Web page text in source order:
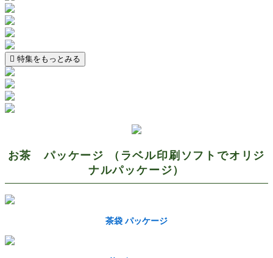
特集をもっとみる
お茶 パッケージ （ラベル印刷ソフトでオリジ
ナルパッケージ）
茶袋 パッケージ